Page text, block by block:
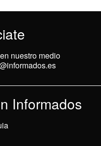
nuestro medio
Informados